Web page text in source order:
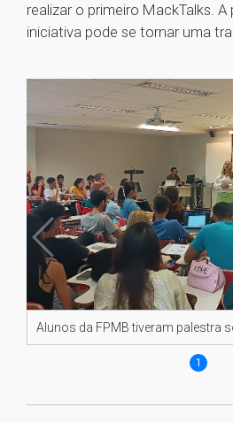
realizar o primeiro MackTalks.
iniciativa pode se tornar uma
Alunos da FPMB tiveram palestra
1